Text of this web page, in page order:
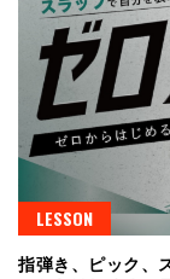
LESSON
指弾き、ピック